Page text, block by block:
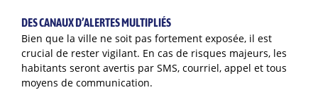
DES CANAUX D’ALERTES MULTIPLIÉS
Bien que la ville ne soit pas fortement exposée, il est
crucial de rester vigilant. En cas de risques majeurs, les
habitants seront avertis par SMS, courriel, appel et tous
moyens de communication.